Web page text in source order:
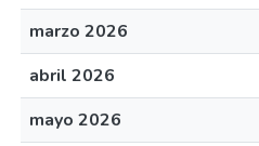
marzo 2026
abril 2026
mayo 2026